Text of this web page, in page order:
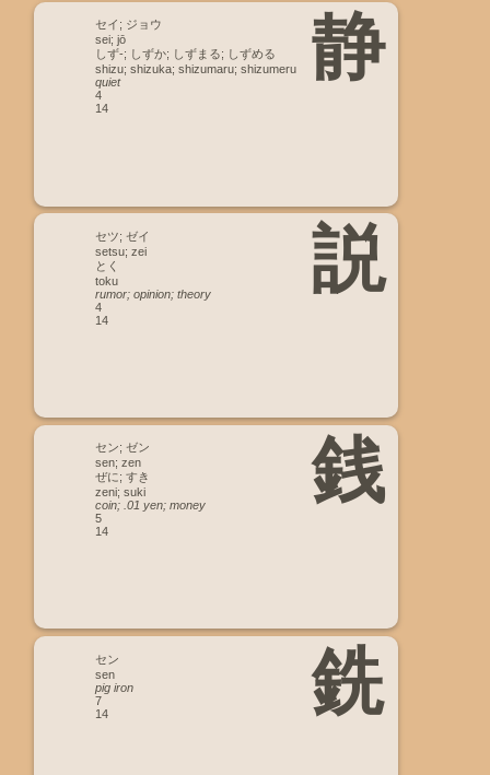
静
セイ; ジョウ
sei; jō
しず-; しずか; しずまる; しずめる
shizu; shizuka; shizumaru; shizumeru
quiet
4
14
説
セツ; ゼイ
setsu; zei
とく
toku
rumor; opinion; theory
4
14
銭
セン; ゼン
sen; zen
ぜに; すき
zeni; suki
coin; .01 yen; money
5
14
銑
セン
sen
pig iron
7
14